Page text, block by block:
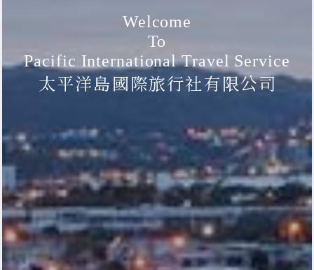
Welcome
To
Pacific International Travel Service
太平洋島國際旅行社有限公司